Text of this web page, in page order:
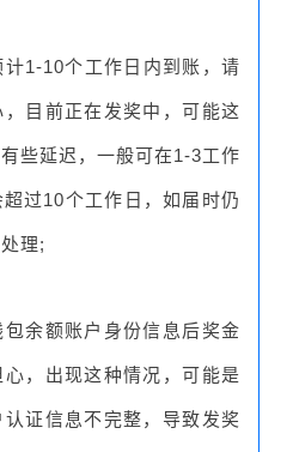
计1-10个工作日内到账，请
目前正在发奖中，可能这
些延迟，一般可在1-3工作
过10个工作日，如届时仍
理;
包余额账户身份信息后奖金
，出现这种情况，可能是
证信息不完整，导致发奖